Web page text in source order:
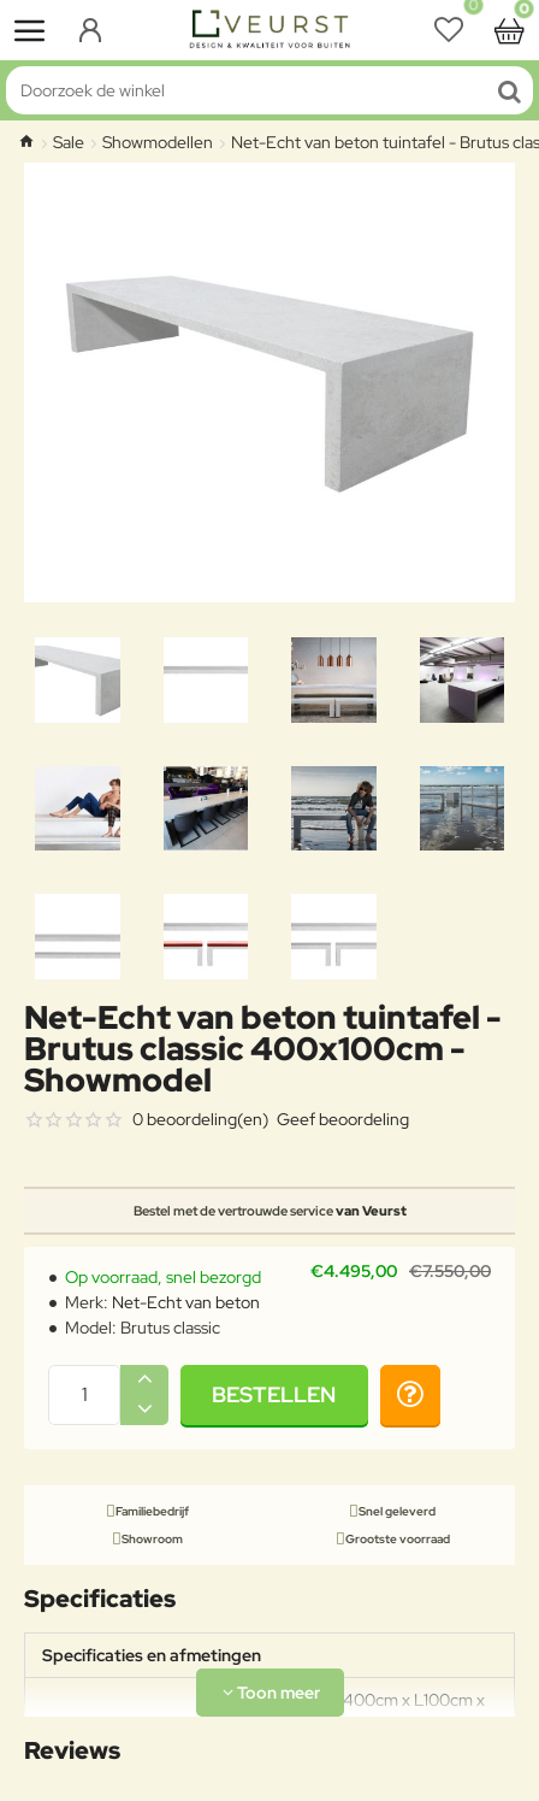
0 0
Doorzoek de winkel
home
Sale Showmodellen Net-Echt van beton tuintafel - Brutus
-40%
Net-Echt van beton tuintafel -
Brutus classic 400x100cm -
Showmodel
Bestel met de vertrouwde servicevan Veurst
0 beoordeling(en) Geef beoordeling
€4.495,00 €7.550,00
Op voorraad, snel bezorgd
Merk: Net-Echt van beton
Model: Brutus classic
BESTELLEN
Familiebedrijf
Snel geleverd
Showroom
Grootste voorraad
Specificaties
Specificaties en afmetingen
Afmetingen: L400cm x L100cm x
H77cm Standaard ook beschikbaar
Reviews